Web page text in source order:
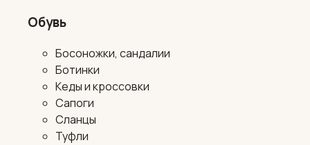
Обувь
Босоножки, сандалии
Ботинки
Кеды и кроссовки
Сапоги
Сланцы
Туфли